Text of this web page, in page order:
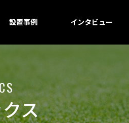
設置事例 インタビュー
ス